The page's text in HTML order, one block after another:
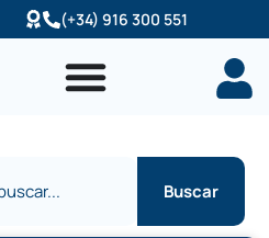
(+34) 916 300 551
Buscar